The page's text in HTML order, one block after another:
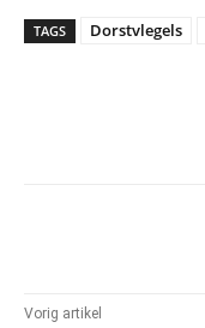
TAGS Dorstvlegels
Vorig artikel